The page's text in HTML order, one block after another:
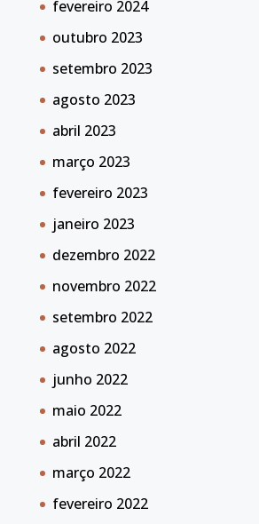
fevereiro 2024
outubro 2023
setembro 2023
agosto 2023
abril 2023
março 2023
fevereiro 2023
janeiro 2023
dezembro 2022
novembro 2022
setembro 2022
agosto 2022
junho 2022
maio 2022
abril 2022
março 2022
fevereiro 2022